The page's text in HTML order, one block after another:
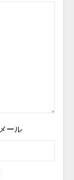
メール